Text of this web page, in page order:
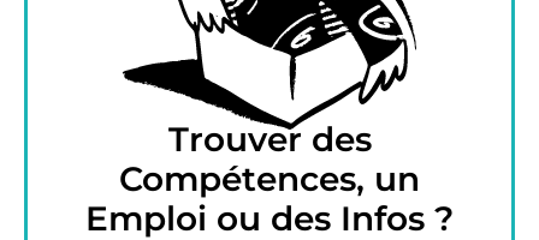
Trouver des
Compétences, un
Emploi ou des Infos ?